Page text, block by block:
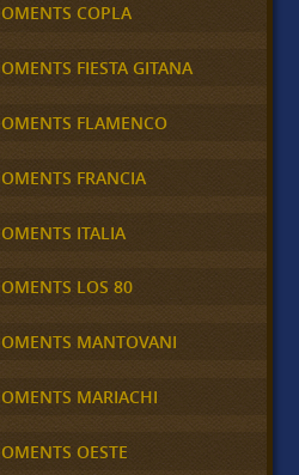
COPLA
FIESTA GITANA
FLAMENCO
FRANCIA
ITALIA
LOS 80
MANTOVANI
MARIACHI
OESTE